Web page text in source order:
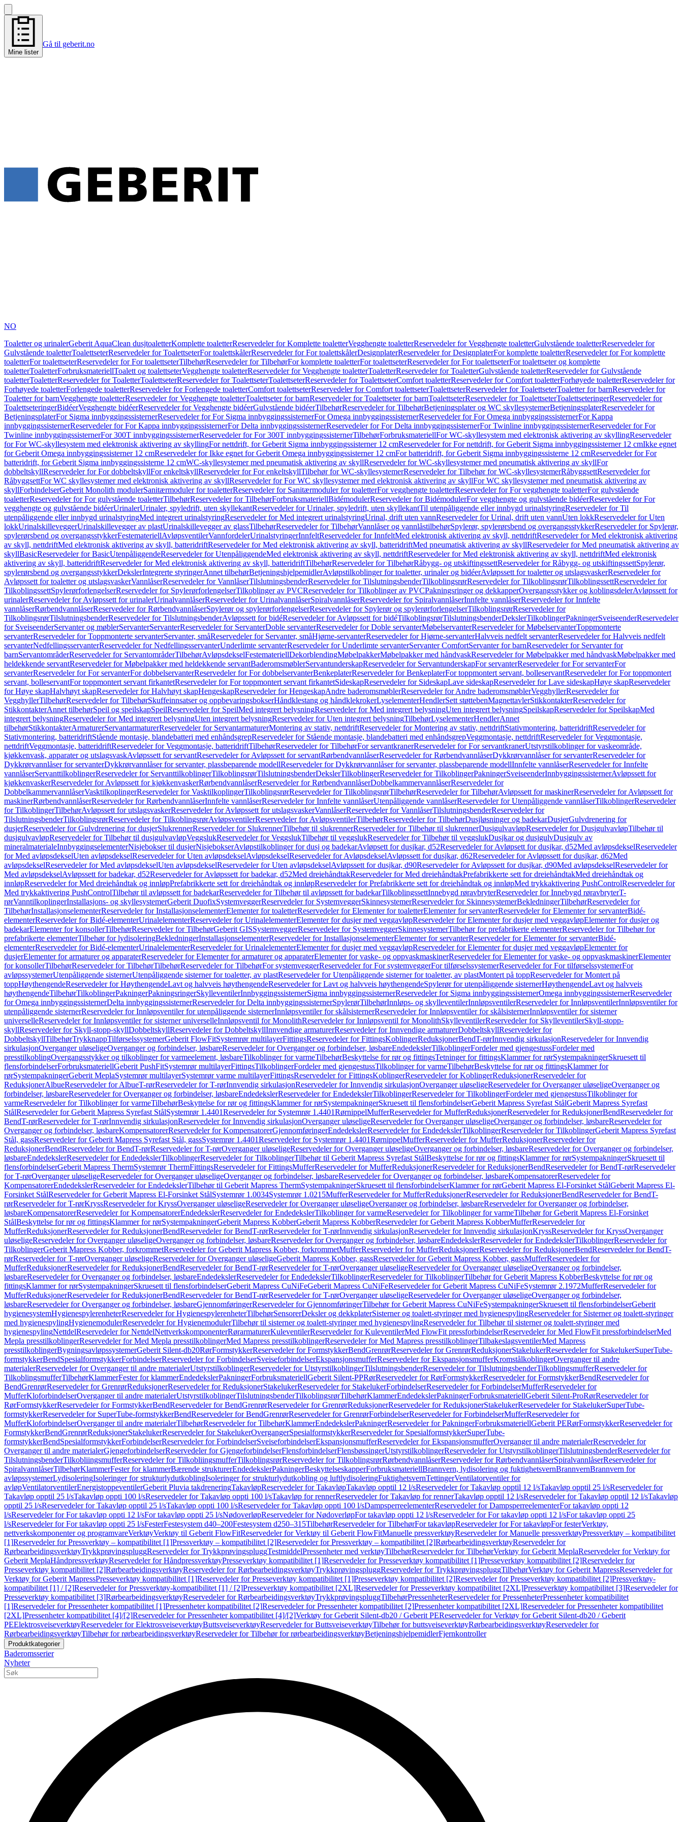
Mine lister
Gå til geberit.no
NO
Toaletter og urinalerGeberit AquaClean dusjtoaletterKomplette toaletterReservedeler for Komplette toaletterVegghengte toaletterReservedeler for Vegghengte toaletterGulvstående toaletterReservedeler for
Gulvstående toaletterToalettseterReservedeler for ToalettseterFor toalettskålerReservedeler for For toalettskålerDesignplaterReservedeler for DesignplaterFor komplette toaletterReservedeler for For komplette
toaletterFor toalettseterReservedeler for For toalettseterTilbehørReservedeler for TilbehørFor komplette toaletterFor toalettseterReservedeler for For toalettseterFor toalettseter og komplette
toaletterToaletterForbruksmateriellToalett og toalettseterVegghengte toaletterReservedeler for Vegghengte toaletterToaletterReservedeler for ToaletterGulvstående toaletterReservedeler for Gulvstående
toaletterToaletterReservedeler for ToaletterToalettseterReservedeler for ToalettseterToalettseterReservedeler for ToalettseterComfort toaletterReservedeler for Comfort toaletterForhøyede toaletterReservedeler for
Forhøyede toaletterForlengede toaletterReservedeler for Forlengede toaletterComfort toalettseterReservedeler for Comfort toalettseterToalettseterReservedeler for ToalettseterToaletter for barnReservedeler for
Toaletter for barnVegghengte toaletterReservedeler for Vegghengte toaletterToalettseter for barnReservedeler for Toalettseter for barnToalettseterReservedeler for ToalettseterToalettseteringerReservedeler for
ToalettseteringerBidéerVegghengte bidéerReservedeler for Vegghengte bidéerGulvstående bidéerTilbehørReservedeler for TilbehørBetjeningsplater og WC skyllesystemerBetjeningsplaterReservedeler for
BetjeningsplaterFor Sigma innbyggingssisternerReservedeler for For Sigma innbyggingssisternerFor Omega innbyggingssisternerReservedeler for For Omega innbyggingssisternerFor Kappa
innbyggingssisternerReservedeler for For Kappa innbyggingssisternerFor Delta innbyggingssisternerReservedeler for For Delta innbyggingssisternerFor Twinline innbyggingssisternerReservedeler for For
Twinline innbyggingssisternerFor 300T innbyggingssisternerReservedeler for For 300T innbyggingssisternerTilbehørForbruksmateriellFor WC-skyllesystem med elektronisk aktivering av skyllingReservedeler
for For WC-skyllesystem med elektronisk aktivering av skyllingFor nettdrift, for Geberit Sigma innbyggingssisterner 12 cmReservedeler for For nettdrift, for Geberit Sigma innbyggingssisterner 12 cmIkke egnet
for Geberit Omega innbyggingssisterner 12 cmReservedeler for Ikke egnet for Geberit Omega innbyggingssisterner 12 cmFor batteridrift, for Geberit Sigma innbyggingssisterne 12 cmReservedeler for For
batteridrift, for Geberit Sigma innbyggingssisterne 12 cmWC-skyllesystemer med pneumatisk aktivering av skyllReservedeler for WC-skyllesystemer med pneumatisk aktivering av skyllFor
dobbeltskyllReservedeler for For dobbeltskyllFor enkeltskyllReservedeler for For enkeltskyllTilbehør for WC-skyllesystemerReservedeler for Tilbehør for WC-skyllesystemerRåbyggsettReservedeler for
RåbyggsettFor WC skyllesystemer med elektronisk aktivering av skyllReservedeler for For WC skyllesystemer med elektronisk aktivering av skyllFor WC skyllesystemer med pneumatisk aktivering av
skyllForbindelserGeberit Monolith modulerSanitærmoduler for toaletterReservedeler for Sanitærmoduler for toaletterFor vegghengte toaletterReservedeler for For vegghengte toaletterFor gulvstående
toaletterReservedeler for For gulvstående toaletterTilbehørReservedeler for TilbehørForbruksmateriellBidémodulerReservedeler for BidémodulerFor vegghengte og gulvstående bidéerReservedeler for For
vegghengte og gulvstående bidéerUrinalerUrinaler, spyledrift, uten skyllekantReservedeler for Urinaler, spyledrift, uten skyllekantTil utenpåliggende eller innbygd urinalstyringReservedeler for Til
utenpåliggende eller innbygd urinalstyringMed integrert urinalstyringReservedeler for Med integrert urinalstyringUrinal, drift uten vannReservedeler for Urinal, drift uten vannUten lokkReservedeler for Uten
lokkUrinalskilleveggerUrinalskillevegger av plastUrinalskillevegger av glassTilbehørReservedeler for TilbehørVannlåser og vannlåstilbehørSpylerør, spylerørsbend og overgangsstykkerReservedeler for Spylerør,
spylerørsbend og overgangsstykkerFestemateriellAvløpsventilerVannfordelerUrinalstyringerInnfeltReservedeler for InnfeltMed elektronisk aktivering av skyll, nettdriftReservedeler for Med elektronisk aktivering
av skyll, nettdriftMed elektronisk aktivering av skyll, batteridriftReservedeler for Med elektronisk aktivering av skyll, batteridriftMed pneumatisk aktivering av skyllReservedeler for Med pneumatisk aktivering av
skyllBasicReservedeler for BasicUtenpåliggendeReservedeler for UtenpåliggendeMed elektronisk aktivering av skyll, nettdriftReservedeler for Med elektronisk aktivering av skyll, nettdriftMed elektronisk
aktivering av skyll, batteridriftReservedeler for Med elektronisk aktivering av skyll, batteridriftTilbehørReservedeler for TilbehørRåbygg- og utskiftingssettReservedeler for Råbygg- og utskiftingssettSpylerør,
spylerørsbend og overgangsstykkerDekslerIntegrerte styringerAnnet tilbehørBetjeningshjelpemidlerAvløpstilkoblinger for toaletter, urinaler og bidéerAvløpssett for toaletter og utslagsvaskerReservedeler for
Avløpssett for toaletter og utslagsvaskerVannlåserReservedeler for VannlåserTilslutningsbenderReservedeler for TilslutningsbenderTilkoblingsrørReservedeler for TilkoblingsrørTilkoblingssettReservedeler for
TilkoblingssettSpylerørforlengelserReservedeler for SpylerørforlengelserTilkoblinger av PVCReservedeler for Tilkoblinger av PVCPakningsringer og dekkapperOvergangsstykker og koblingsdelerAvløpssett for
urinalerReservedeler for Avløpssett for urinalerUrinalvannlåserReservedeler for UrinalvannlåserSpiralvannlåserReservedeler for SpiralvannlåserInnfelte vannlåserReservedeler for Innfelte
vannlåserRørbendvannlåserReservedeler for RørbendvannlåserSpylerør og spylerørforlengelserReservedeler for Spylerør og spylerørforlengelserTilkoblingsrørReservedeler for
TilkoblingsrørTilslutningsbenderReservedeler for TilslutningsbenderAvløpssett for bidéReservedeler for Avløpssett for bidéTilkoblingsrørTilslutningsbenderDekslerTilkoblingerPakningerSveiseenderReservedeler
for SveiseenderServanter og møblerServanterServanterReservedeler for ServanterDoble servanterReservedeler for Doble servanterMøbelservanterReservedeler for MøbelservanterToppmonterte
servanterReservedeler for Toppmonterte servanterServanter, småReservedeler for Servanter, småHjørne-servanterReservedeler for Hjørne-servanterHalvveis nedfelt servanterReservedeler for Halvveis nedfelt
servanterNedfellingsservanterReservedeler for NedfellingsservanterUnderlimte servanterReservedeler for Underlimte servanterServanter ComfortServanter for barnReservedeler for Servanter for
barnServantområderReservedeler for ServantområderTilbehørAvløpsdekselFestemateriellDekorblendingMøbelpakkerMøbelpakker med håndvaskReservedeler for Møbelpakker med håndvaskMøbelpakker med
heldekkende servantReservedeler for Møbelpakker med heldekkende servantBaderomsmøblerServantunderskapReservedeler for ServantunderskapFor servanterReservedeler for For servanterFor
servanterReservedeler for For servanterFor dobbelservanterReservedeler for For dobbelservanterBenkeplaterReservedeler for BenkeplaterFor toppmontert servant, bolleservantReservedeler for For toppmontert
servant, bolleservantFor toppmontert servant firkantetReservedeler for For toppmontert servant firkantetSideskapReservedeler for SideskapLave sideskapReservedeler for Lave sideskapHøye skapReservedeler
for Høye skapHalvhøyt skapReservedeler for Halvhøyt skapHengeskapReservedeler for HengeskapAndre baderomsmøblerReservedeler for Andre baderomsmøblerVegghyllerReservedeler for
VegghyllerTilbehørReservedeler for TilbehørSkuffeinnsatser og oppbevaringsbokserHåndklestang og håndklekrokerLyselementerHendlerSett støttebenMagnettavlerStikkontakterReservedeler for
StikkontakterAnnet tilbehørSpeil og speilskapSpeilReservedeler for SpeilMed integrert belysningReservedeler for Med integrert belysningUten integrert belysningSpeilskapReservedeler for SpeilskapMed
integrert belysningReservedeler for Med integrert belysningUten integrert belysningReservedeler for Uten integrert belysningTilbehørLyselementerHendlerAnnet
tilbehørStikkontakterArmaturerServantarmaturerReservedeler for ServantarmaturerMontering av stativ, nettdriftReservedeler for Montering av stativ, nettdriftStativmontering, batteridriftReservedeler for
Stativmontering, batteridriftStående montasje, blandebatteri med enhåndsgrepReservedeler for Stående montasje, blandebatteri med enhåndsgrepVeggmontasje, nettdriftReservedeler for Veggmontasje,
nettdriftVeggmontasje, batteridriftReservedeler for Veggmontasje, batteridriftTilbehørReservedeler for TilbehørFor servantkranerReservedeler for For servantkranerUtstyrstilkoblinger for vaskeområde,
kjøkkenvask, apparater og utslagsvaskAvløpssett for servantReservedeler for Avløpssett for servantRørbendvannlåserReservedeler for RørbendvannlåserDykkrørvannlåser for servanterReservedeler for
Dykkrørvannlåser for servanterDykkrørvannlåser for servanter, plassbeparende modellReservedeler for Dykkrørvannlåser for servanter, plassbeparende modellInnfelte vannlåserReservedeler for Innfelte
vannlåserServanttilkoblingerReservedeler for ServanttilkoblingerTilkoblingsrørTilslutningsbenderDekslerTilkoblingerReservedeler for TilkoblingerPakningerSveiseenderInnbyggingssisternerAvløpssett for
kjøkkenvaskerReservedeler for Avløpssett for kjøkkenvaskerRørbendvannlåserReservedeler for RørbendvannlåserDobbelkammervannlåserReservedeler for
DobbelkammervannlåserVasktilkoplingerReservedeler for VasktilkoplingerTilkoblingsrørReservedeler for TilkoblingsrørTilbehørReservedeler for TilbehørAvløpssett for maskinerReservedeler for Avløpssett for
maskinerRørbendvannlåserReservedeler for RørbendvannlåserInnfelte vannlåserReservedeler for Innfelte vannlåserUtenpåliggende vannlåserReservedeler for Utenpåliggende vannlåserTilkoblingerReservedeler
for TilkoblingerTilbehørAvløpssett for utslagsvaskerReservedeler for Avløpssett for utslagsvaskerVannlåserReservedeler for VannlåserTilslutningsbenderReservedeler for
TilslutningsbenderTilkoblingsrørReservedeler for TilkoblingsrørAvløpsventilerReservedeler for AvløpsventilerTilbehørReservedeler for TilbehørDusjløsninger og badekarDusjerGulvdrenering for
dusjerReservedeler for Gulvdrenering for dusjerSlukrennerReservedeler for SlukrennerTilbehør til slukrennerReservedeler for Tilbehør til slukrennerDusjgulvavløpReservedeler for DusjgulvavløpTilbehør til
dusjgulvavløpReservedeler for Tilbehør til dusjgulvavløpVeggslukReservedeler for VeggslukTilbehør til veggslukReservedeler for Tilbehør til veggslukDusjkar og dusjgulvDusjgulv av
mineralmaterialeInnbyggingselementerNisjebokser til dusjerNisjebokserAvløpstilkoblinger for dusj og badekarAvløpsett for dusjkar, d52Reservedeler for Avløpsett for dusjkar, d52Med avløpsdekselReservedeler
for Med avløpsdekselUten avløpsdekselReservedeler for Uten avløpsdekselAvløpsdekselReservedeler for AvløpsdekselAvløpssett for dusjkar, d62Reservedeler for Avløpssett for dusjkar, d62Med
avløpsdekselReservedeler for Med avløpsdekselUten avløpsdekselReservedeler for Uten avløpsdekselAvløpssett for dusjkar, d90Reservedeler for Avløpssett for dusjkar, d90Med avløpsdekselReservedeler for
Med avløpsdekselAvløpssett for badekar, d52Reservedeler for Avløpssett for badekar, d52Med dreiehåndtakReservedeler for Med dreiehåndtakPrefabrikkerte sett for dreiehåndtakMed dreiehåndtak og
innløpReservedeler for Med dreiehåndtak og innløpPrefabrikkerte sett for dreiehåndtak og innløpReservedeler for Prefabrikkerte sett for dreiehåndtak og innløpMed trykkaktivering PushControlReservedeler for
Med trykkaktivering PushControlTilbehør til avløpssett for badekarReservedeler for Tilbehør til avløpssett for badekarTilkoblingssettInnebygd røravbryterReservedeler for Innebygd røravbryterT-
rørVanntilkoplingerInstallasjons- og skyllesystemerGeberit DuofixSystemveggerReservedeler for SystemveggerSkinnesystemerReservedeler for SkinnesystemerBekledningerTilbehørReservedeler for
TilbehørInstallasjonselementerReservedeler for InstallasjonselementerElementer for toaletterReservedeler for Elementer for toaletterElementer for servanterReservedeler for Elementer for servanterBidé-
elementerReservedeler for Bidé-elementerUrinalelementerReservedeler for UrinalelementerElementer for dusjer med veggavløpReservedeler for Elementer for dusjer med veggavløpElementer for dusjer og
badekarElementer for konsollerTilbehørReservedeler for TilbehørGeberit GISSystemveggerReservedeler for SystemveggerSkinnesystemerTilbehør for prefabrikerte elementerReservedeler for Tilbehør for
prefabrikerte elementerTilbehør for lydisoleringBekledningerInstallasjonselementerReservedeler for InstallasjonselementerElementer for servanterReservedeler for Elementer for servanterBidé-
elementerReservedeler for Bidé-elementerUrinalelementerReservedeler for UrinalelementerElementer for dusjer med veggavløpReservedeler for Elementer for dusjer med veggavløpElementer for
dusjerElementer for armaturer og apparaterReservedeler for Elementer for armaturer og apparaterElementer for vaske- og oppvaskmaskinerReservedeler for Elementer for vaske- og oppvaskmaskinerElementer
for konsollerTilbehørReservedeler for TilbehørTilbehørReservedeler for TilbehørFor systemveggerReservedeler for For systemveggerFor tilførselssystemerReservedeler for For tilførselssystemerFor
avløpssystemerUtenpåliggende sisternerUtenpåliggende sisterner for toaletter, av plastReservedeler for Utenpåliggende sisterner for toaletter, av plastMontert på toppReservedeler for Montert på
toppHøythengendeReservedeler for HøythengendeLavt og halvveis høythengendeReservedeler for Lavt og halvveis høythengendeSpylerør for utenpåliggende sisternerHøythengendeLavt og halvveis
høythengendeTilbehørTilkoblingerPakningerPakningsringerSkylleventilerInnbyggingssisternerSigma innbyggingssisternerReservedeler for Sigma innbyggingssisternerOmega innbyggingssisternerReservedeler
for Omega innbyggingssisternerDelta innbyggingssisternerReservedeler for Delta innbyggingssisternerSpylerørTilbehørInnløps- og skylleventilerInnløpsventilerReservedeler for InnløpsventilerInnløpsventiler for
utenpåliggende sisternerReservedeler for Innløpsventiler for utenpåliggende sisternerInnløpsventiler for skålsisternerReservedeler for Innløpsventiler for skålsisternerInnløpsventiler for sisterner
universelleReservedeler for Innløpsventiler for sisterner universelleInnløpsventil for MonolithReservedeler for Innløpsventil for MonolithSkylleventilerReservedeler for SkylleventilerSkyll-stopp-
skyllReservedeler for Skyll-stopp-skyllDobbeltskyllReservedeler for DobbeltskyllInnvendige armaturerReservedeler for Innvendige armaturerDobbeltskyllReservedeler for
DobbeltskyllTilbehørTrykknappTilførselssystemerGeberit FlowFitSystemrør multilayerFittingsReservedeler for FittingsKoblingerReduksjonerBendT-rørInnvendig sirkulasjonReservedeler for Innvendig
sirkulasjonOverganger uløseligeOverganger og forbindelser, løsbareReservedeler for Overganger og forbindelser, løsbareEndedekslerTilkoblingerFordeler med gjengestussFordeler med
presstilkoblingOvergangsstykker og tilkoblinger for varmeelement, løsbareTilkoblinger for varmeTilbehørBeskyttelse for rør og fittingsTetninger for fittingsKlammer for rørSystempakningerSkruesett til
flensforbindelserForbruksmateriellGeberit PushFitSystemrør multilayerFittingsTilkoblingerFordeler med gjengestussTilkoblinger for varmeTilbehørBeskyttelse for rør og fittingsKlammer for
rørSystempakningerGeberit MeplaSystemrør multilayerSystemrør varme multilayerFittingsReservedeler for FittingsKoblingerReservedeler for KoblingerReduksjonerReservedeler for
ReduksjonerAlbueReservedeler for AlbueT-rørReservedeler for T-rørInnvendig sirkulasjonReservedeler for Innvendig sirkulasjonOverganger uløseligeReservedeler for Overganger uløseligeOverganger og
forbindelser, løsbareReservedeler for Overganger og forbindelser, løsbareEndedekslerReservedeler for EndedekslerTilkoblingerReservedeler for TilkoblingerFordeler med gjengestussTilkoblinger for
varmeReservedeler for Tilkoblinger for varmeTilbehørBeskyttelse for rør og fittingsKlammer for rørSystempakningerSkruesett til flensforbindelserGeberit Mapress Syrefast StålGeberit Mapress Syrefast
StålReservedeler for Geberit Mapress Syrefast StålSystemrør 1.4401Reservedeler for Systemrør 1.4401RørnippelMufferReservedeler for MufferReduksjonerReservedeler for ReduksjonerBendReservedeler for
BendT-rørReservedeler for T-rørInnvendig sirkulasjonReservedeler for Innvendig sirkulasjonOverganger uløseligeReservedeler for Overganger uløseligeOverganger og forbindelser, løsbareReservedeler for
Overganger og forbindelser, løsbareKompensatorerReservedeler for KompensatorerGjennomføringerEndedekslerReservedeler for EndedekslerTilkoblingerReservedeler for TilkoblingerGeberit Mapress Syrefast
Stål, gassReservedeler for Geberit Mapress Syrefast Stål, gassSystemrør 1.4401Reservedeler for Systemrør 1.4401RørnippelMufferReservedeler for MufferReduksjonerReservedeler for
ReduksjonerBendReservedeler for BendT-rørReservedeler for T-rørOverganger uløseligeReservedeler for Overganger uløseligeOverganger og forbindelser, løsbareReservedeler for Overganger og forbindelser,
løsbareEndedekslerReservedeler for EndedekslerTilkoblingerReservedeler for TilkoblingerTilbehør til Geberit Mapress Syrefast StålBeskyttelse for rør og fittingsKlammer for rørSystempakningerSkruesett til
flensforbindelserGeberit Mapress ThermSystemrør ThermFittingsReservedeler for FittingsMufferReservedeler for MufferReduksjonerReservedeler for ReduksjonerBendReservedeler for BendT-rørReservedeler
for T-rørOverganger uløseligeReservedeler for Overganger uløseligeOverganger og forbindelser, løsbareReservedeler for Overganger og forbindelser, løsbareKompensatorerReservedeler for
KompensatorerEndedekslerReservedeler for EndedekslerTilbehør til Geberit Mapress ThermSystempakningerSkruesett til flensforbindelserKlammer for rørGeberit Mapress El-Forsinket StålGeberit Mapress El-
Forsinket StålReservedeler for Geberit Mapress El-Forsinket StålSystemrør 1.0034Systemrør 1.0215MufferReservedeler for MufferReduksjonerReservedeler for ReduksjonerBendReservedeler for BendT-
rørReservedeler for T-rørKryssReservedeler for KryssOverganger uløseligeReservedeler for Overganger uløseligeOverganger og forbindelser, løsbareReservedeler for Overganger og forbindelser,
løsbareKompensatorerReservedeler for KompensatorerEndedekslerReservedeler for EndedekslerTilkoblinger for varmeReservedeler for Tilkoblinger for varmeTilbehør for Geberit Mapress El-Forsinket
StålBeskyttelse for rør og fittingsKlammer for rørSystempakningerGeberit Mapress KobberGeberit Mapress KobberReservedeler for Geberit Mapress KobberMufferReservedeler for
MufferReduksjonerReservedeler for ReduksjonerBendReservedeler for BendT-rørReservedeler for T-rørInnvendig sirkulasjonReservedeler for Innvendig sirkulasjonKryssReservedeler for KryssOverganger
uløseligeReservedeler for Overganger uløseligeOverganger og forbindelser, løsbareReservedeler for Overganger og forbindelser, løsbareEndedekslerReservedeler for EndedekslerTilkoblingerReservedeler for
TilkoblingerGeberit Mapress Kobber, forkrommetReservedeler for Geberit Mapress Kobber, forkrommetMufferReservedeler for MufferReduksjonerReservedeler for ReduksjonerBendReservedeler for BendT-
rørReservedeler for T-rørOverganger uløseligeReservedeler for Overganger uløseligeGeberit Mapress Kobber, gassReservedeler for Geberit Mapress Kobber, gassMufferReservedeler for
MufferReduksjonerReservedeler for ReduksjonerBendReservedeler for BendT-rørReservedeler for T-rørOverganger uløseligeReservedeler for Overganger uløseligeOverganger og forbindelser,
løsbareReservedeler for Overganger og forbindelser, løsbareEndedekslerReservedeler for EndedekslerTilkoblingerReservedeler for TilkoblingerTilbehør for Geberit Mapress KobberBeskyttelse for rør og
fittingsKlammer for rørSystempakningerSkruesett til flensforbindelserGeberit Mapress CuNiFeGeberit Mapress CuNiFeReservedeler for Geberit Mapress CuNiFeSystemrør 2.1972MufferReservedeler for
MufferReduksjonerReservedeler for ReduksjonerBendReservedeler for BendT-rørReservedeler for T-rørOverganger uløseligeReservedeler for Overganger uløseligeOverganger og forbindelser,
løsbareReservedeler for Overganger og forbindelser, løsbareGjennomføringerReservedeler for GjennomføringerTilbehør for Geberit Mapress CuNiFeSystempakningerSkruesett til flensforbindelserGeberit
hygienesystemHygienespylerenheterReservedeler for HygienespylerenheterTilbehørSensorerDeksler og dekkplaterSisterner og toalett-styringer med hygienespylingReservedeler for Sisterner og toalett-styringer
med hygienespylingHygienemodulerReservedeler for HygienemodulerTilbehør til sisterner og toalett-styringer med hygienespylingReservedeler for Tilbehør til sisterner og toalett-styringer med
hygienespylingNettdelReservedeler for NettdelNettverkskomponenterRørarmaturerKuleventilerReservedeler for KuleventilerMed FlowFit pressforbindelserReservedeler for Med FlowFit pressforbindelserMed
Mepla presstilkoblingerReservedeler for Med Mepla presstilkoblingerMed Mapress presstilkoblingerReservedeler for Med Mapress presstilkoblingerTilbakeslagsventilerMed Mapress
presstilkoblingerBygningsavløpssystemerGeberit Silent-db20RørFormstykkerReservedeler for FormstykkerBendGrenrørReservedeler for GrenrørReduksjonerStakelukerReservedeler for StakelukerSuperTube-
formstykkerBendSpesialformstykkerForbindelserReservedeler for ForbindelserSveiseforbindelserEkspansjonsmufferReservedeler for EkspansjonsmufferKromstålkoblingerOverganger til andre
materialerReservedeler for Overganger til andre materialerUtstyrstilkoblingerReservedeler for UtstyrstilkoblingerTilslutningsbenderReservedeler for TilslutningsbenderTilkoblingsmufferReservedeler for
TilkoblingsmufferTilbehørKlammerFester for klammerEndedekslerPakningerForbruksmateriellGeberit Silent-PPRørReservedeler for RørFormstykkerReservedeler for FormstykkerBendReservedeler for
BendGrenrørReservedeler for GrenrørReduksjonerReservedeler for ReduksjonerStakelukerReservedeler for StakelukerForbindelserReservedeler for ForbindelserMufferReservedeler for
MufferKloforbindelserOverganger til andre materialerUtstyrstilkoblingerTilslutningsbenderTilkoblingsrørTilbehørKlammerEndedekslerPakningerForbruksmateriellGeberit Silent-ProRørReservedeler for
RørFormstykkerReservedeler for FormstykkerBendReservedeler for BendGrenrørReservedeler for GrenrørReduksjonerReservedeler for ReduksjonerStakelukerReservedeler for StakelukerSuperTube-
formstykkerReservedeler for SuperTube-formstykkerBendReservedeler for BendGrenrørReservedeler for GrenrørForbindelserReservedeler for ForbindelserMufferReservedeler for
MufferKloforbindelserOverganger til andre materialerTilbehørReservedeler for TilbehørKlammerEndedekslerPakningerReservedeler for PakningerForbruksmateriellGeberit PERørFormstykkerReservedeler for
FormstykkerBendGrenrørReduksjonerStakelukerReservedeler for StakelukerOvergangerSpesialformstykkerReservedeler for SpesialformstykkerSuperTube-
formstykkerBendSpesialformstykkerForbindelserReservedeler for ForbindelserSveiseforbindelserEkspansjonsmufferReservedeler for EkspansjonsmufferOverganger til andre materialerReservedeler for
Overganger til andre materialerGjengeforbindelserReservedeler for GjengeforbindelserFlensforbindelserFlensbøssingerUtstyrstilkoblingerReservedeler for UtstyrstilkoblingerTilslutningsbenderReservedeler for
TilslutningsbenderTilkobliingsmufferReservedeler for TilkobliingsmufferTilkoblingsrørReservedeler for TilkoblingsrørRørbendvannlåserReservedeler for RørbendvannlåserSpiralvannlåserReservedeler for
SpiralvannlåserTilbehørKlammerFester for klammerBærende strukturerEndedekslerPakningerBeskyttelseskapperForbruksmateriellBrannvern, lydisolering og fuktighetsvernBrannvernBrannvern for
avløpssystemerLydisoleringIsoleringer for strukturlydutkoblingIsoleringer for strukturlydutkobling og luftlydisoleringFuktighetsvernTettingerVentilatorventiler for
avløpVentilatorventilerEnergistoppeventilerGeberit Pluvia takdreneringTakavløpReservedeler for TakavløpTakavløp opptil 12 l/sReservedeler for Takavløp opptil 12 l/sTakavløp opptil 25 l/sReservedeler for
Takavløp opptil 25 l/sTakavløp oppti 100 l/sReservedeler for Takavløp oppti 100 l/sTakavløp for rennerReservedeler for Takavløp for rennerTakavløp opptil 12 l/sReservedeler for Takavløp opptil 12 l/sTakavløp
opptil 25 l/sReservedeler for Takavløp opptil 25 l/sTakavløp oppti 100 l/sReservedeler for Takavløp oppti 100 l/sDampsperreelementerReservedeler for DampsperreelementerFor takavløp oppti 12
l/sReservedeler for For takavløp oppti 12 l/sFor takavløp oppti 25 l/sNødoverløpReservedeler for NødoverløpFor takavløp oppti 12 l/sReservedeler for For takavløp oppti 12 l/sFor takavløp oppti 25
l/sReservedeler for For takavløp oppti 25 l/sFesterFestesystem d40–200Festesystem d250–315TilbehørReservedeler for TilbehørFor takavløpReservedeler for For takavløpFor festerVerktøy,
nettverkskomponenter og programvareVerktøyVerktøy til Geberit FlowFitReservedeler for Verktøy til Geberit FlowFitManuelle pressverktøyReservedeler for Manuelle pressverktøyPressverktøy – kompatibilitet
[1]Reservedeler for Pressverktøy – kompatibilitet [1]Pressverktøy – kompatibilitet [2]Reservedeler for Pressverktøy – kompatibilitet [2]RørbearbeidingsverktøyReservedeler for
RørbearbeidingsverktøyTrykkprøvingspluggReservedeler for TrykkprøvingspluggTestmiddelPressenheter med verktøyTilbehørReservedeler for TilbehørVerktøy for Geberit MeplaReservedeler for Verktøy for
Geberit MeplaHåndpressverktøyReservedeler for HåndpressverktøyPresseverktøy kompatibilitet [1]Reservedeler for Presseverktøy kompatibilitet [1]Presseverktøy kompatibilitet [2]Reservedeler for
Presseverktøy kompatibilitet [2]RørbearbeidingsverktøyReservedeler for RørbearbeidingsverktøyTrykkprøvingspluggReservedeler for TrykkprøvingspluggTilbehørVerktøy for Geberit MapressReservedeler for
Verktøy for Geberit MapressPresseverktøy kompatibilitet [1]Reservedeler for Presseverktøy kompatibilitet [1]Presseverktøy kompatibilitet [2]Reservedeler for Presseverktøy kompatibilitet [2]Pressverktøy-
kompatibilitet [1] / [2]Reservedeler for Pressverktøy-kompatibilitet [1] / [2]Presseverktøy kompatibilitet [2XL]Reservedeler for Presseverktøy kompatibilitet [2XL]Presseverktøy kompatibilitet [3]Reservedeler for
Presseverktøy kompatibilitet [3]RørbearbeidingsverktøyReservedeler for RørbearbeidingsverktøyTrykkprøvingspluggTilbehørPressenheterReservedeler for PressenheterPressenheter kompatibilitet
[1]Reservedeler for Pressenheter kompatibilitet [1]Pressenheter kompatibilitet [2]Reservedeler for Pressenheter kompatibilitet [2]Pressenheter kompatibilitet [2XL]Reservedeler for Pressenheter kompatibilitet
[2XL]Pressenheter kompatibilitet [4]/[2]Reservedeler for Pressenheter kompatibilitet [4]/[2]Verktøy for Geberit Silent-db20 / Geberit PEReservedeler for Verktøy for Geberit Silent-db20 / Geberit
PEElektrosveiseverktøyReservedeler for ElektrosveiseverktøyButtsveiseverktøyReservedeler for ButtsveiseverktøyTilbehør for buttsveiseverktøyRørbearbeidingsverktøyReservedeler for
RørbearbeidingsverktøyTilbehør for rørbearbeidingsverktøyReservedeler for Tilbehør for rørbearbeidingsverktøyBetjeningshjelpemidlerFjernkontroller
Produktkategorier
Baderomsserier
Nyheter